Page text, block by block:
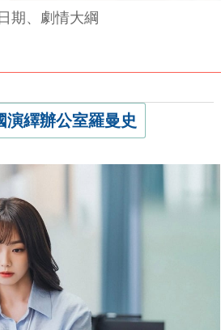
期、劇情大綱
演繹辦公室羅曼史